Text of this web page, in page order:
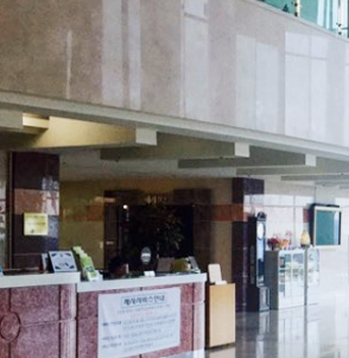
묘지개장ㆍ화장 묘지이장 묘지이장&개장 하